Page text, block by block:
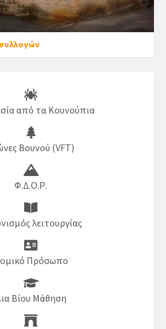
από τα Κουνούπια
Βουνού (VFT)
Φ.Δ.Ο.Ρ.
λειτουργίας
Πρόσωπο
Βίου Μάθηση